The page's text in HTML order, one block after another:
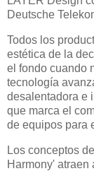
Deutsche
Todos los
estética de la
el fondo cuando
tecnología
desalentadora e
que marca el
de equipos para
Los conceptos
Harmony'